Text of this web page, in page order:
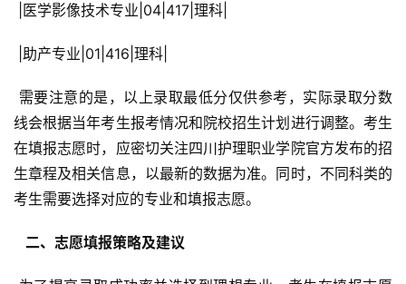
|医学影像技术专业|04|417|理科|
|助产专业|01|416|理科|
线会根据当年考生报考情况和院校招生计划进行调整。考生
在填报志愿时，应密切关注四川护理职业学院官方发布的招
生章程及相关信息，以最新的数据为准。同时，不同科类的
考生需要选择对应的专业和填报志愿。
  二、志愿填报策略及建议